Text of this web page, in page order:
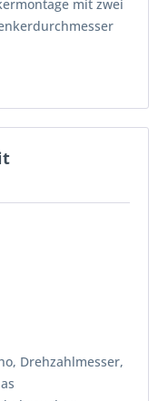
mit zwei
Drehzahlmesser,